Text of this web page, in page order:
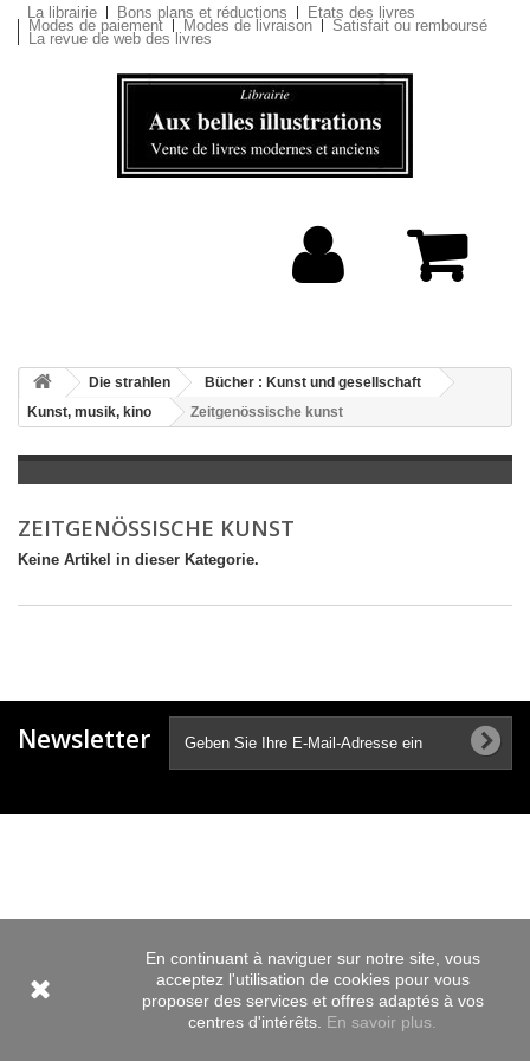
La librairie Bons plans et réductions Etats des livres
Modes de paiement Modes de livraison Satisfait ou remboursé
La revue de web des livres
Die strahlen
Bücher : Kunst und gesellschaft
Kunst, musik, kino
Zeitgenössische kunst
ZEITGENÖSSISCHE KUNST
Keine Artikel in dieser Kategorie.
Newsletter
En continuant à naviguer sur notre site, vous
acceptez l'utilisation de cookies pour vous
proposer des services et offres adaptés à vos
centres d'intérêts. En savoir plus.